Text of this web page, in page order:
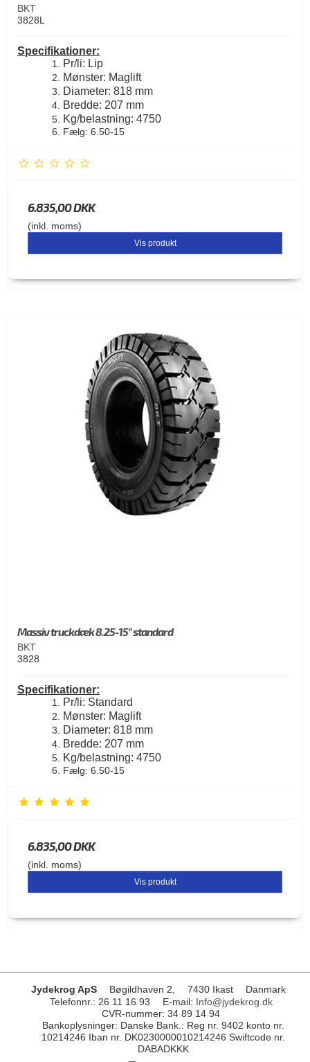
BKT
3828L
Specifikationer:
Pr/li: Lip
Mønster: Maglift
Diameter: 818 mm
Bredde: 207 mm
Kg/belastning: 4750
Fælg: 6.50-15
6.835,00 DKK
(inkl. moms)
Vis produkt
Massiv truckdæk 8.25-15" standard
BKT
3828
Specifikationer:
Pr/li: Standard
Mønster: Maglift
Diameter: 818 mm
Bredde: 207 mm
Kg/belastning: 4750
Fælg: 6.50-15
6.835,00 DKK
(inkl. moms)
Vis produkt
Jydekrog ApS Bøgildhaven 2, 7430 Ikast
Danmark
Telefonnr. : 26 11 16 93 E-mail: Info@jydekrog.dk
CVR-nummer: 34 89 14 94
Bankoplysninger: Danske Bank.: Reg nr. 9402 konto nr.
10214246 Iban nr. DK0230000010214246 Swiftcode nr.
DABADKKK